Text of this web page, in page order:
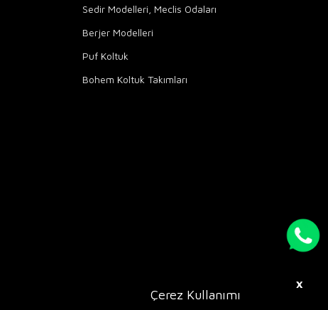
X
Çerez Kullanımı
Sedir Modelleri, Meclis Odaları
Berjer Modelleri
Puf Koltuk
Bohem Koltuk Takımları